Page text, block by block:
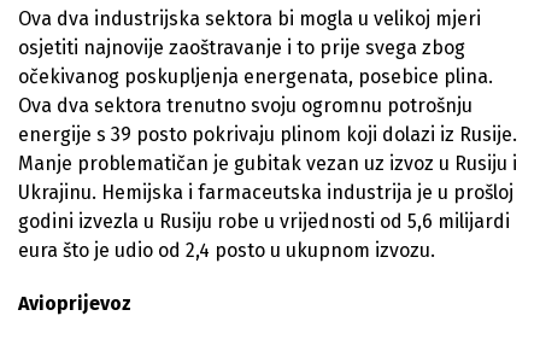
Ova dva industrijska sektora bi mogla u velikoj mjeri
osjetiti najnovije zaoštravanje i to prije svega zbog
očekivanog poskupljenja energenata, posebice plina.
Ova dva sektora trenutno svoju ogromnu potrošnju
energije s 39 posto pokrivaju plinom koji dolazi iz Rusije.
Manje problematičan je gubitak vezan uz izvoz u Rusiju i
Ukrajinu. Hemijska i farmaceutska industrija je u prošloj
godini izvezla u Rusiju robe u vrijednosti od 5,6 milijardi
eura što je udio od 2,4 posto u ukupnom izvozu.
Avioprijevoz